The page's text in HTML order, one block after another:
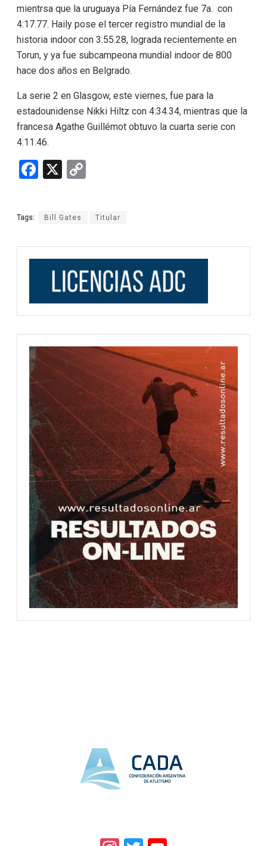
mientrsa que la uruguaya Pía Fernández fue 7a. con
4:17.77. Haily pose el tercer registro mundial de la
historia indoor con 3:55.28, lograda recientemente en
Torun, y ya fue subcampeona mundial indoor de 800
hace dos años en Belgrado.
La serie 2 en Glasgow, este viernes, fue para la
estadounidense Nikki Hiltz con 4:34.34, mientras que la
francesa Agathe Guillémot obtuvo la cuarta serie con
4:11.46.
F
b
o
o
X C
Li
n
k
Tags: Bill Gates Titular